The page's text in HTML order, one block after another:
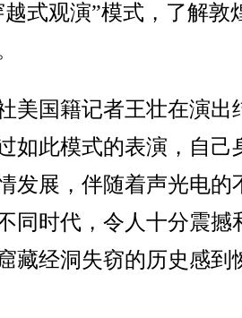
式观演”模式，了解敦
国籍记者王壮在演出
如此模式的表演，自己
发展，伴随着声光电的
同时代，令人十分震撼
藏经洞失窃的历史感到